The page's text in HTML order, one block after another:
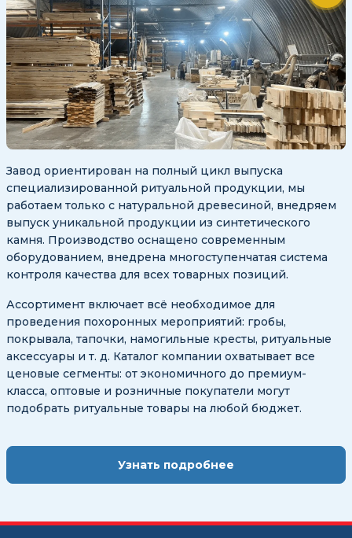
Завод ориентирован на полный цикл выпуска
специализированной ритуальной продукции, мы
работаем только с натуральной древесиной, внедряем
выпуск уникальной продукции из синтетического
камня. Производство оснащено современным
оборудованием, внедрена многоступенчатая система
контроля качества для всех товарных позиций.
Ассортимент включает всё необходимое для
проведения похоронных мероприятий: гробы,
покрывала, тапочки, намогильные кресты, ритуальные
аксессуары и т. д. Каталог компании охватывает все
ценовые сегменты: от экономичного до премиум-
класса, оптовые и розничные покупатели могут
подобрать ритуальные товары на любой бюджет.
Узнать подробнее